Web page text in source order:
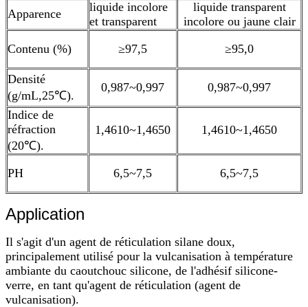
Apparence
liquide incolore
et transparent
liquide transparent
incolore ou jaune clair
Contenu (%)
≥97,5 ≥95,0
Densité
(g/mL,25℃).
0,987~0,997
0,987~0,997
Indice de
réfraction
(20℃).
1,4610~1,4650 1,4610~1,4650
PH 6,5~7,5 6,5~7,5
Application
Il s'agit d'un agent de réticulation silane doux,
principalement utilisé pour la vulcanisation à température
ambiante du caoutchouc silicone, de l'adhésif silicone-
verre, en tant qu'agent de réticulation (agent de
vulcanisation).